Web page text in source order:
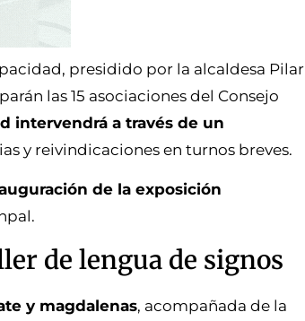
presidido por la alcaldesa Pilar
las 15 asociaciones del Consejo
intervendrá a través de un
y reivindicaciones en turnos breves.
de la exposición
de lengua de signos
y magdalenas, acompañada de la